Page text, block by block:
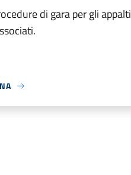
di gara per gli appalti